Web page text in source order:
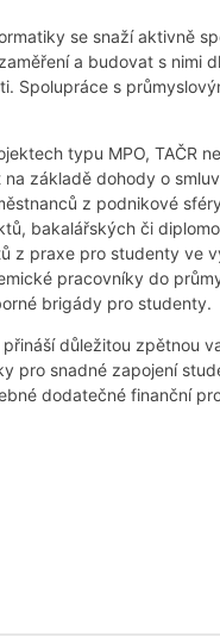
se snaží aktivně
a budovat s nimi
Spolupráce s
typu MPO, TAČR
základě dohody o
z podnikové
bakalářských či
z praxe pro studenty ve
pracovníky do
brigády pro studenty.
důležitou zpětnou
pro snadné zapojení
dodatečné finanční